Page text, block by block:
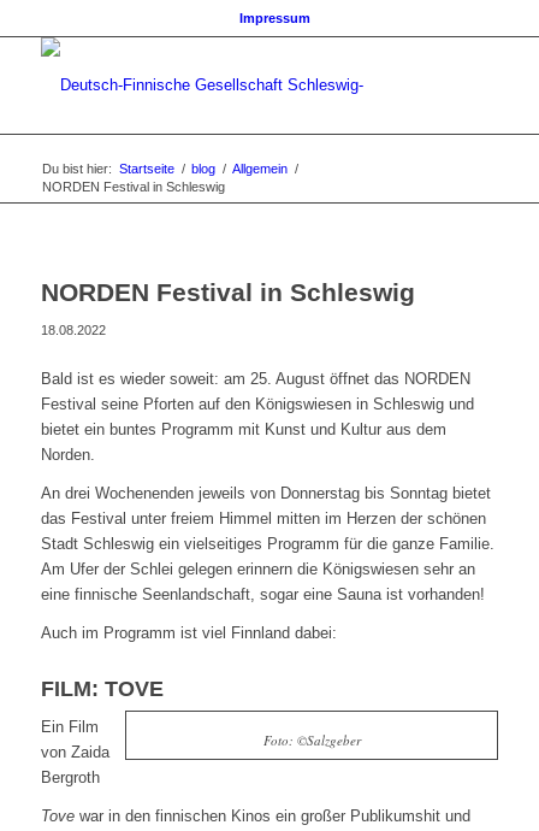
Impressum
Du bist hier: Startseite / blog / Allgemein /
NORDEN Festival in Schleswig
NORDEN Festival in Schleswig
18.08.2022
Bald ist es wieder soweit: am 25. August öffnet das NORDEN
Festival seine Pforten auf den Königswiesen in Schleswig und
bietet ein buntes Programm mit Kunst und Kultur aus dem
Norden.
An drei Wochenenden jeweils von Donnerstag bis Sonntag bietet
das Festival unter freiem Himmel mitten im Herzen der schönen
Stadt Schleswig ein vielseitiges Programm für die ganze Familie.
Am Ufer der Schlei gelegen erinnern die Königswiesen sehr an
eine finnische Seenlandschaft, sogar eine Sauna ist vorhanden!
Auch im Programm ist viel Finnland dabei:
FILM: TOVE
Foto: ©Salzgeber
Ein Film
von Zaida
Bergroth
Tove war in den finnischen Kinos ein großer Publikumshit und